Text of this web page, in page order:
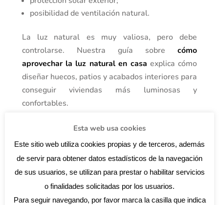
posibilidad de ventilación natural.
La luz natural es muy valiosa, pero debe
controlarse. Nuestra guía sobrecómo
aprovechar la luz natural en casa explica cómo
diseñar huecos, patios y acabados interiores para
conseguir viviendas más luminosas y
confortables.
Los materiales de una vivienda mediterránea
deben responder al sol, la humedad, el uso
piedra, la cerámica, la cal, el yeso, la madera
tratada, el barro cocido y los acabados claros
Esta web usa cookies
Este sitio web utiliza cookies propias y de terceros, además
de servir para obtener datos estadísticos de la navegación
de sus usuarios, se utilizan para prestar o habilitar servicios
o finalidades solicitadas por los usuarios.
Para seguir navegando, por favor marca la casilla que indica